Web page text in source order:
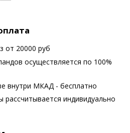
от 20000 руб
осуществляется по 100%
внутри МКАД - бесплатно
рассчитывается индивидуально